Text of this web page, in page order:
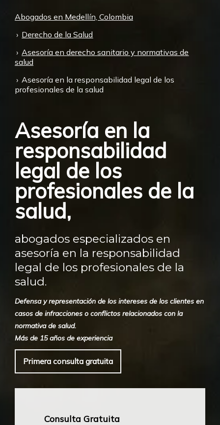
Abogados en Medellín, Colombia
Derecho de la Salud
Asesoría en derecho sanitario y normativas de
salud
Asesoría en la responsabilidad legal de los
profesionales de la salud
Asesoría en la
responsabilidad
legal de los
profesionales de la
salud,
abogados especializados en
asesoría en la responsabilidad
legal de los profesionales de la
salud.
Defensa y representación de los intereses de los clientes en
casos de infracciones o conflictos relacionados con la
normativa de salud.
Más de 15 años de experiencia
Primera consulta gratuita
Consulta Gratuita